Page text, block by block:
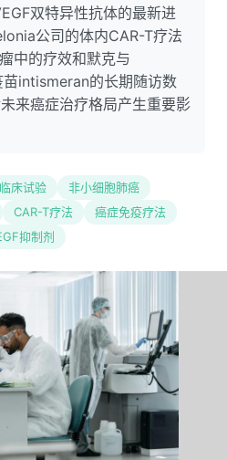
双特异性抗体的最新进
公司的体内CAR-T疗法
中的疗效和默克与
intismeran的长期随访数
来癌症治疗格局产生重要影
临床试验
非小细胞肺癌
CAR-T疗法
癌症免疫疗法
抑制剂